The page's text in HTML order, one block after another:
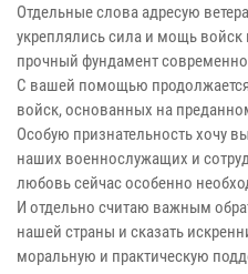
Отдельные слова адресую
укреплялись сила и мощь
прочный фундамент
С вашей помощью
войск, основанных на
Особую признательность хочу
наших военнослужащих и
любовь сейчас особенно
И отдельно считаю важным
нашей страны и сказать
моральную и практическую